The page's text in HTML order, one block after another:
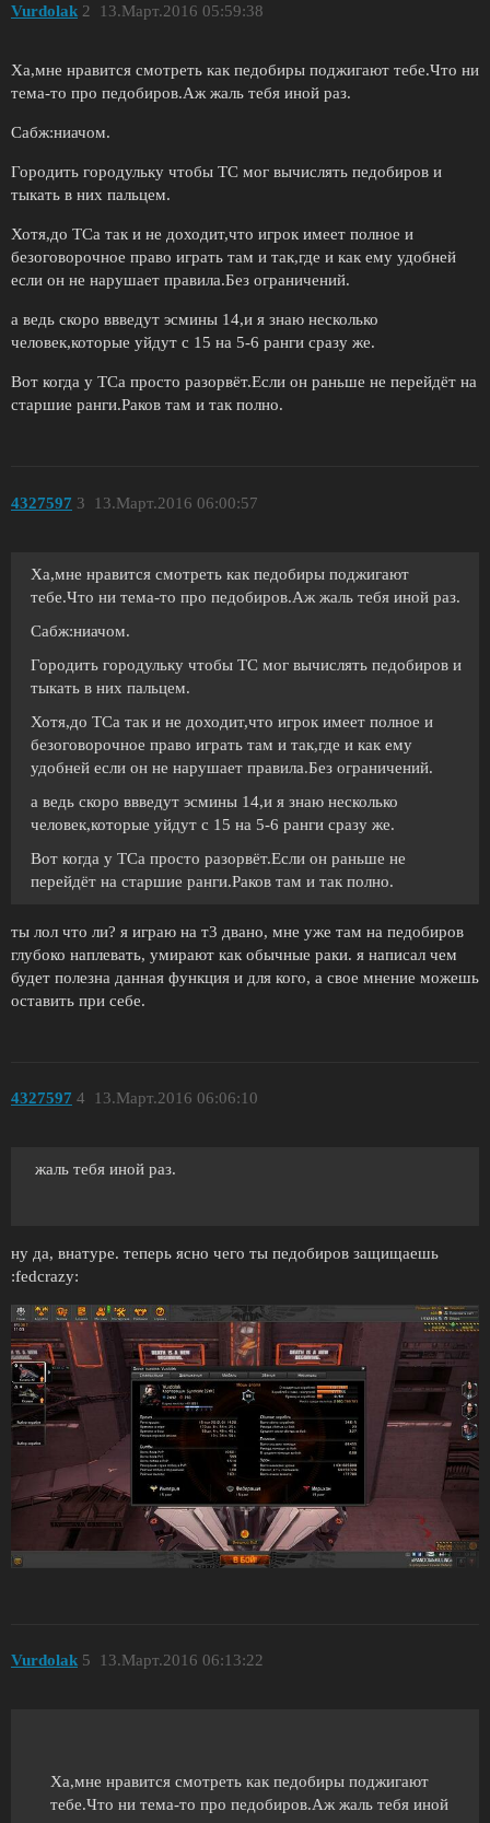
Vurdolak 13.Март.2016 05:59:38
2
Ха,мне нравится смотреть как педобиры поджигают тебе.Что ни
тема-то про педобиров.Аж жаль тебя иной раз.
Сабж:ниачом.
Городить городульку чтобы ТС мог вычислять педобиров и
тыкать в них пальцем.
Хотя,до ТСа так и не доходит,что игрок имеет полное и
безоговорочное право играть там и так,где и как ему удобней
если он не нарушает правила.Без ограничений.
а ведь скоро ввведут эсмины 14,и я знаю несколько
человек,которые уйдут с 15 на 5-6 ранги сразу же.
Вот когда у ТСа просто разорвёт.Если он раньше не перейдёт на
старшие ранги.Раков там и так полно.
4327597 13.Март.2016 06:00:57
3
Ха,мне нравится смотреть как педобиры поджигают
тебе.Что ни тема-то про педобиров.Аж жаль тебя иной раз.
Сабж:ниачом.
Городить городульку чтобы ТС мог вычислять педобиров и
тыкать в них пальцем.
Хотя,до ТСа так и не доходит,что игрок имеет полное и
безоговорочное право играть там и так,где и как ему
удобней если он не нарушает правила.Без ограничений.
а ведь скоро ввведут эсмины 14,и я знаю несколько
человек,которые уйдут с 15 на 5-6 ранги сразу же.
Вот когда у ТСа просто разорвёт.Если он раньше не
перейдёт на старшие ранги.Раков там и так полно.
ты лол что ли? я играю на т3 двано, мне уже там на педобиров
глубоко наплевать, умирают как обычные раки. я написал чем
будет полезна данная функция и для кого, а свое мнение можешь
оставить при себе.
4327597 13.Март.2016 06:06:10
4
жаль тебя иной раз.
ну да, внатуре. теперь ясно чего ты педобиров защищаешь
:fedcrazy:
Vurdolak 13.Март.2016 06:13:22
5
Ха,мне нравится смотреть как педобиры поджигают
тебе.Что ни тема-то про педобиров.Аж жаль тебя иной